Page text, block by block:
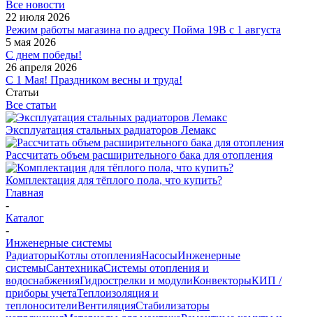
Все новости
22 июля 2026
Режим работы магазина по адресу Пойма 19В с 1 августа
5 мая 2026
С днем победы!
26 апреля 2026
С 1 Мая! Праздником весны и труда!
Статьи
Все статьи
Эксплуатация стальных радиаторов Лемакс
Рассчитать объем расширительного бака для отопления
Комплектация для тёплого пола, что купить?
Главная
-
Каталог
-
Инженерные системы
РадиаторыКотлы отопленияНасосыИнженерные
системыСантехникаСистемы отопления и
водоснабженияГидрострелки и модулиКонвекторыКИП /
приборы учетаТеплоизоляция и
теплоносителиВентиляцияСтабилизаторы